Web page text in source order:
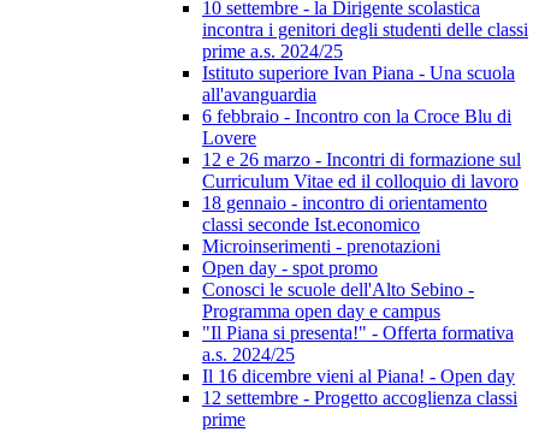
10 settembre - la Dirigente scolastica
incontra i genitori degli studenti delle classi
prime a.s. 2024/25
Istituto superiore Ivan Piana - Una scuola
all'avanguardia
6 febbraio - Incontro con la Croce Blu di
Lovere
12 e 26 marzo - Incontri di formazione sul
Curriculum Vitae ed il colloquio di lavoro
18 gennaio - incontro di orientamento
classi seconde Ist.economico
Microinserimenti - prenotazioni
Open day - spot promo
Conosci le scuole dell'Alto Sebino -
Programma open day e campus
"Il Piana si presenta!" - Offerta formativa
a.s. 2024/25
Il 16 dicembre vieni al Piana! - Open day
12 settembre - Progetto accoglienza classi
prime